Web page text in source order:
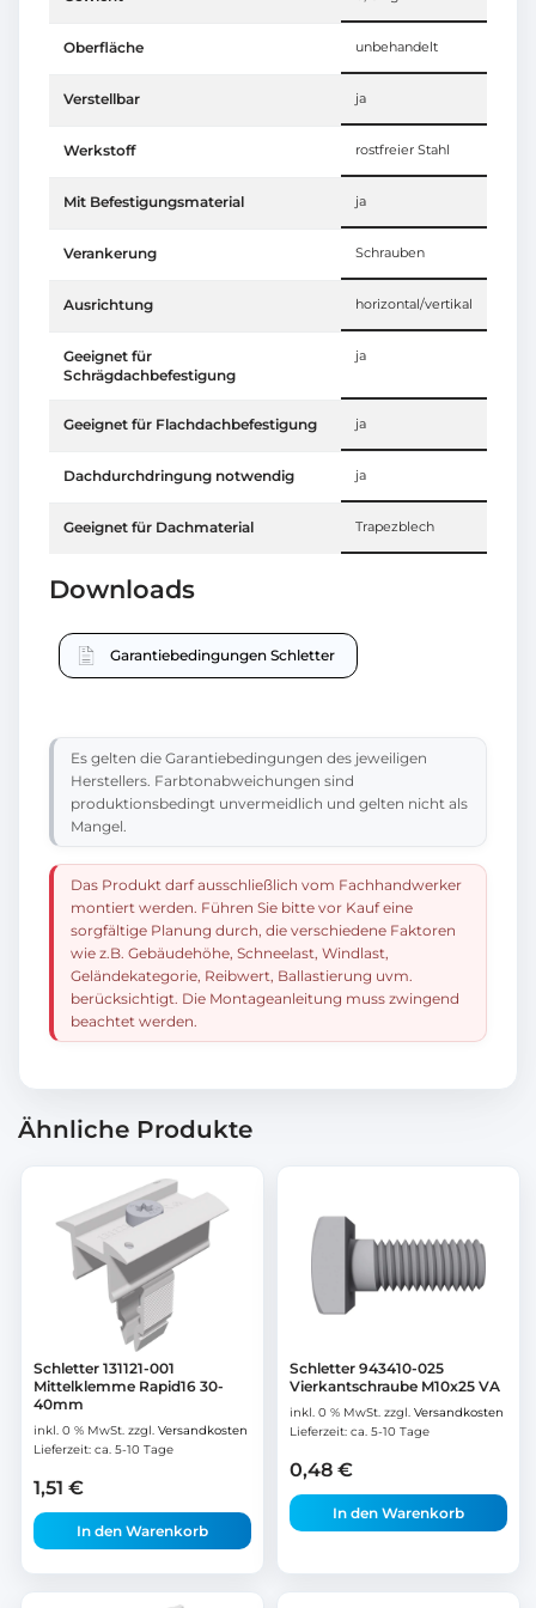
Oberfläche unbehandelt
Verstellbar ja
Werkstoff rostfreier Stahl
Mit Befestigungsmaterial ja
Verankerung Schrauben
Ausrichtung horizontal/vertikal
Geeignet für
Schrägdachbefestigung
ja
Geeignet für Flachdachbefestigung ja
Dachdurchdringung notwendig ja
Geeignet für Dachmaterial Trapezblech
Downloads
Garantiebedingungen Schletter
Es gelten die Garantiebedingungen des jeweiligen
Herstellers. Farbtonabweichungen sind
produktionsbedingt unvermeidlich und gelten nicht als
Mangel.
Das Produkt darf ausschließlich vom Fachhandwerker
montiert werden. Führen Sie bitte vor Kauf eine
sorgfältige Planung durch, die verschiedene Faktoren
wie z.B. Gebäudehöhe, Schneelast, Windlast,
Geländekategorie, Reibwert, Ballastierung uvm.
berücksichtigt. Die Montageanleitung muss zwingend
beachtet werden.
Ähnliche Produkte
Schletter 131121-001
Mittelklemme Rapid16 30-
40mm
inkl. 0 % MwSt. zzgl. Versandkosten
Lieferzeit: ca. 5-10 Tage
1,51 €
In den Warenkorb
Schletter 943410-025
Vierkantschraube M10x25 VA
inkl. 0 % MwSt. zzgl. Versandkosten
Lieferzeit: ca. 5-10 Tage
0,48 €
In den Warenkorb